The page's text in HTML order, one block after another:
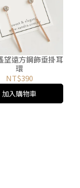
望遠方鋼飾垂掛耳
環
NT$390
加入購物車